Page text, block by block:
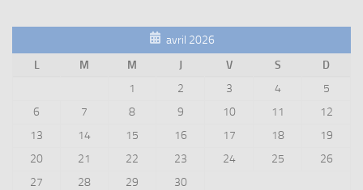
avril 2026
L
M M J V S
D
1
2 3 4
5
6
7 8 9 10 11
12
13
14 15 16 17 18
19
20
21 22 23 24 25
26
27
28 29
30